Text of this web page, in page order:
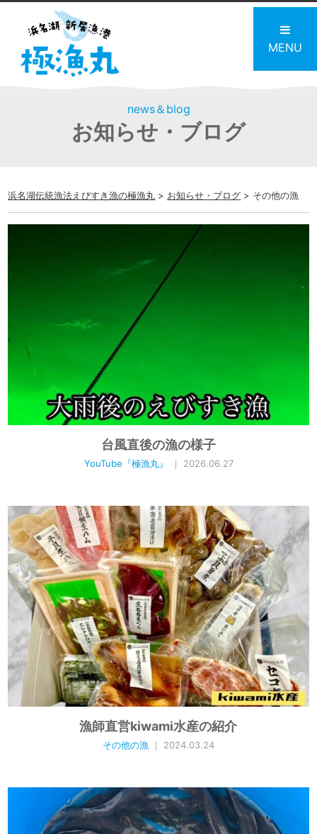
MENU
news＆blog
お知らせ・ブログ
浜名湖伝統漁法えびすき漁の極漁丸 > お知らせ・ブログ > その他の漁
台風直後の漁の様子
YouTube『極漁丸』 ｜ 2026.06.27
漁師直営kiwami水産の紹介
その他の漁 ｜ 2024.03.24